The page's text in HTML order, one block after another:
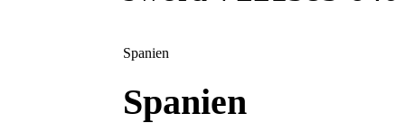
Spanien
Spanien